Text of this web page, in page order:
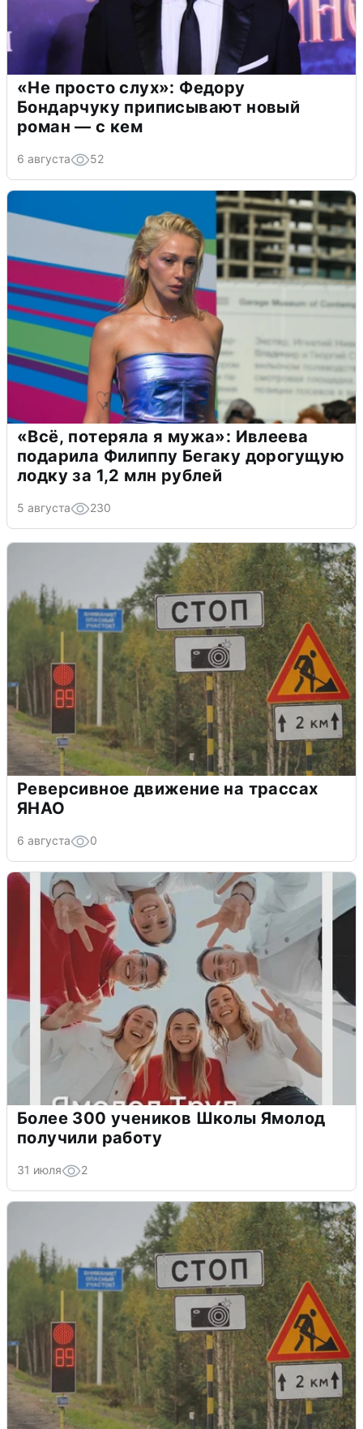
«Не просто слух»: Федору
Бондарчуку приписывают новый
роман — с кем
6 августа 52
«Всё, потеряла я мужа»: Ивлеева
подарила Филиппу Бегаку дорогущую
лодку за 1,2 млн рублей
5 августа 230
Реверсивное движение на трассах
ЯНАО
6 августа 0
Более 300 учеников Школы Ямолод
получили работу
31 июля 2